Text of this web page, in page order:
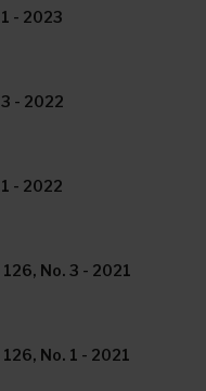
- 2023
- 2022
- 2022
126, No. 3 - 2021
126, No. 1 - 2021